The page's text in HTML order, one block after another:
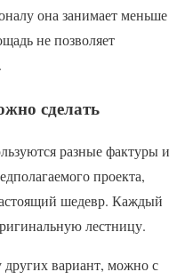
она занимает меньше
не позволяет
сделать
разные фактуры и
проекта,
шедевр. Каждый
лестницу.
вариант, можно с